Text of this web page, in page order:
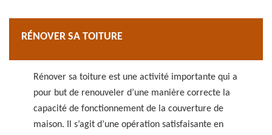
RÉNOVER SA TOITURE
Rénover sa toiture est une activité importante qui a
pour but de renouveler d’une manière correcte la
capacité de fonctionnement de la couverture de
maison. Il s’agit d’une opération satisfaisante en